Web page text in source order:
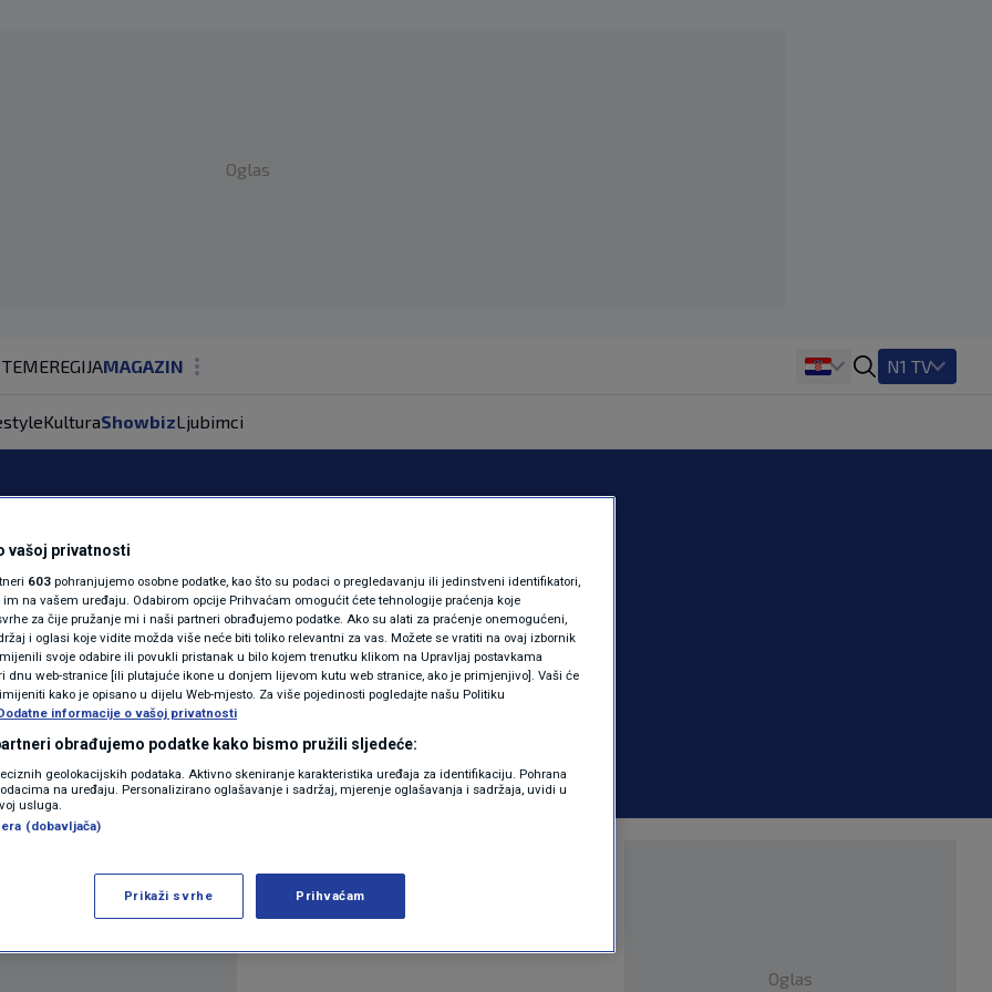
Oglas
TEMEREGIJAMAGAZIN
KOLUMNE
N1(DIS)INFO
FOTO
VIDEO
N1 TV
KulturaShowbizLjubimci
ismijavala
za vrijeme nastupa u prvom polufinalu
Oglas
vašoj privatnosti
603 pohranjujemo osobne podatke, kao što su podaci o pregledavanju ili jedinstveni identifikatori,
na vašem uređaju. Odabirom opcije Prihvaćam omogućit ćete tehnologije praćenja koje
za čije pružanje mi i naši partneri obrađujemo podatke. Ako su alati za praćenje onemogućeni,
i oglasi koje vidite možda više neće biti toliko relevantni za vas. Možete se vratiti na ovaj izbornik
svoje odabire ili povukli pristanak u bilo kojem trenutku klikom na Upravljaj postavkama
dnu web-stranice [ili plutajuće ikone u donjem lijevom kutu web stranice, ako je primjenjivo]. Vaši će
kako je opisano u dijelu Web-mjesto. Za više pojedinosti pogledajte našu Politiku
informacije o vašoj privatnosti
obrađujemo podatke kako bismo pružili sljedeće:
geolokacijskih podataka. Aktivno skeniranje karakteristika uređaja za identifikaciju. Pohrana
na uređaju. Personalizirano oglašavanje i sadržaj, mjerenje oglašavanja i sadržaja, uvidi u
usluga.
(dobavljača)
Prikaži svrhe Prihvaćam